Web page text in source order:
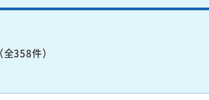
358件）